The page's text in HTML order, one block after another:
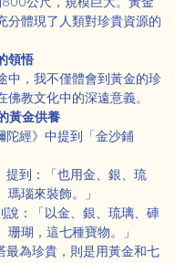
分體現了人類對珍貴資源的
領悟
中，我不僅體會到黃金的珍
教文化中的深遠意義。
黃金供養
陀經》中提到「金沙鋪
提到：「也用金、銀、琉
瑙來裝飾。」
說：「以金、銀、琉璃、硨
瑚，這七種寶物。」
最為珍貴，則是用黃金和七